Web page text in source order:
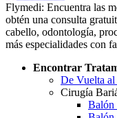
Flymedi: Encuentra las
obtén una consulta
cabello, odontología,
más especialidades con
Encontrar
De Vuelta
Cirugía
Balón